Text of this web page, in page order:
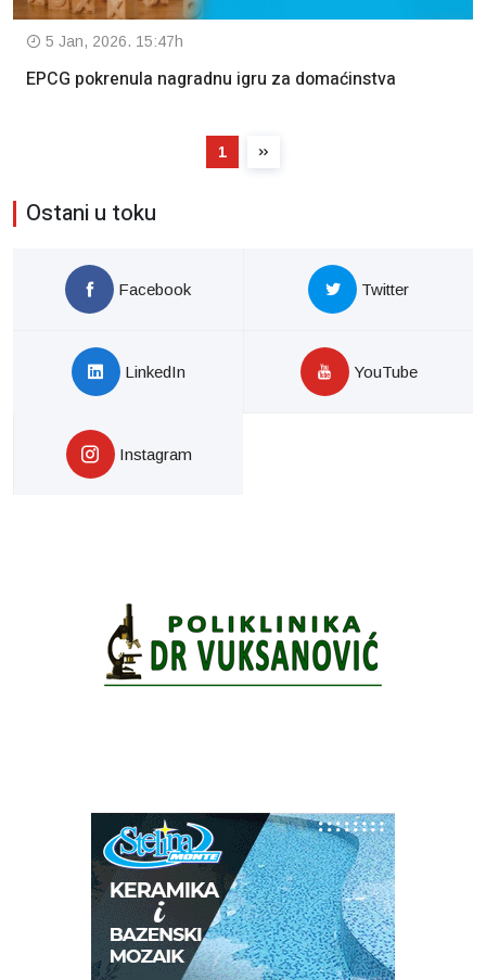
5 Jan, 2026. 15:47h
EPCG pokrenula nagradnu igru za domaćinstva
1
Ostani u toku
Facebook Twitter
LinkedIn YouTube
Instagram